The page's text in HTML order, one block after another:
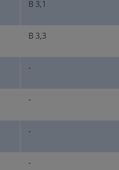
B 3,1
B 3,3
-
-
-
-